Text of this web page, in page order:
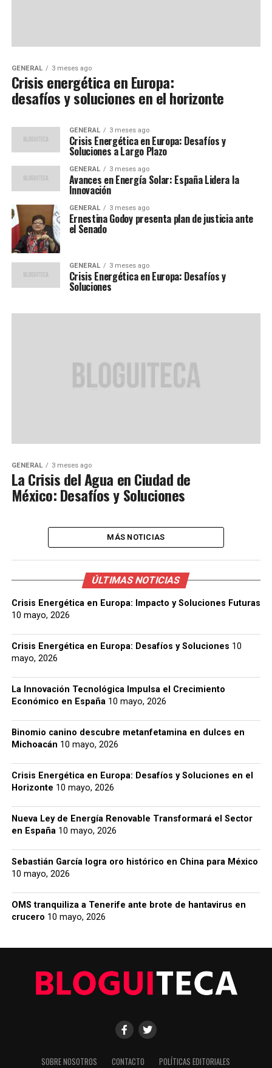
GENERAL 3 meses ago
Crisis energética en Europa:
desafíos y soluciones en el horizonte
GENERAL 3 meses ago
Crisis Energética en Europa: Desafíos y
Soluciones a Largo Plazo
GENERAL 3 meses ago
Avances en Energía Solar: España Lidera la
Innovación
GENERAL 3 meses ago
Ernestina Godoy presenta plan de justicia ante
el Senado
GENERAL 3 meses ago
Crisis Energética en Europa: Desafíos y
Soluciones
GENERAL 3 meses ago
La Crisis del Agua en Ciudad de
México: Desafíos y Soluciones
MÁS NOTICIAS
ÚLTIMAS NOTICIAS
Crisis Energética en Europa: Impacto y Soluciones Futuras
10 mayo, 2026
Crisis Energética en Europa: Desafíos y Soluciones 10
mayo, 2026
La Innovación Tecnológica Impulsa el Crecimiento
Económico en España 10 mayo, 2026
Binomio canino descubre metanfetamina en dulces en
Michoacán 10 mayo, 2026
Crisis Energética en Europa: Desafíos y Soluciones en el
Horizonte 10 mayo, 2026
Nueva Ley de Energía Renovable Transformará el Sector
en España 10 mayo, 2026
Sebastián García logra oro histórico en China para México
10 mayo, 2026
OMS tranquiliza a Tenerife ante brote de hantavirus en
crucero 10 mayo, 2026
SOBRE NOSOTROS CONTACTO POLÍTICAS EDITORIALES